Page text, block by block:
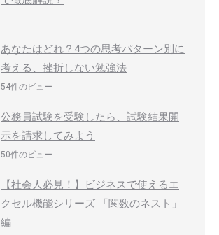
あなたはどれ？4つの思考パターン別に
考える、挫折しない勉強法
54件のビュー
公務員試験を受験したら、試験結果開
示を請求してみよう
50件のビュー
【社会人必見！】ビジネスで使えるエ
クセル機能シリーズ 「関数のネスト」
編